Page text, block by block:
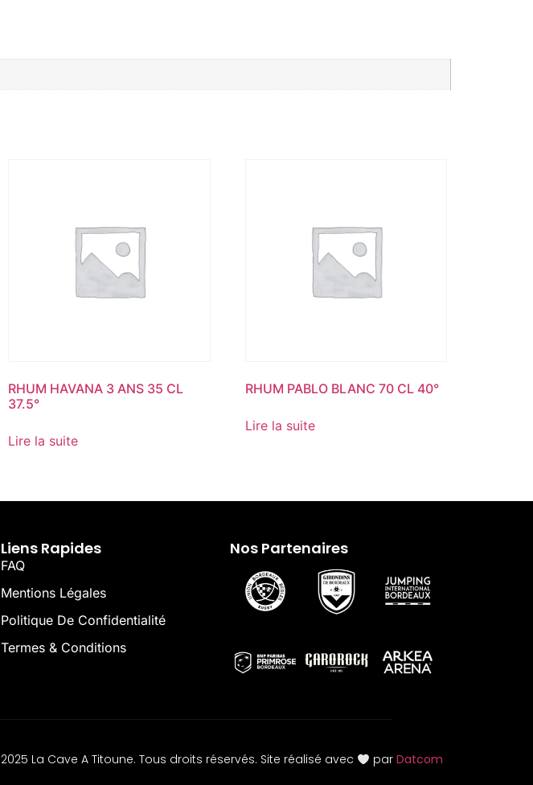
RHUM HAVANA 3 ANS 35 CL
37.5°
Lire la suite
RHUM PABLO BLANC 70 CL 40°
Lire la suite
Liens Rapides
FAQ
Mentions Légales
Politique De Confidentialité
Termes & Conditions
Nos Partenaires
2025 La Cave A Titoune. Tous droits réservés. Site réalisé avec par Datcom